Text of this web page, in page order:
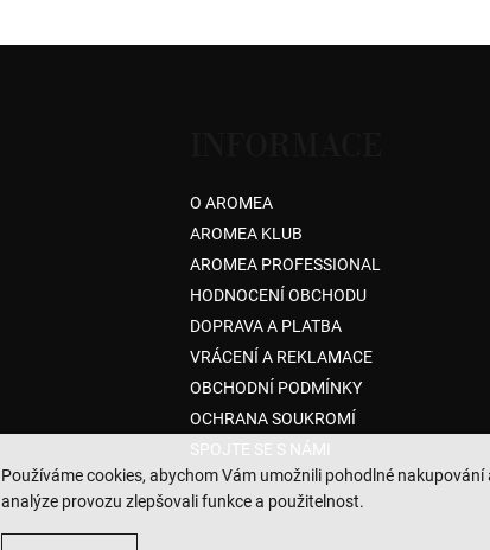
Používáme cookies, abychom Vám umožnili pohodlné nakupování
analýze provozu zlepšovali funkce a použitelnost.
O AROMEA
AROMEA KLUB
AROMEA PROFESSIONAL
HODNOCENÍ OBCHODU
DOPRAVA A PLATBA
VRÁCENÍ A REKLAMACE
OBCHODNÍ PODMÍNKY
OCHRANA SOUKROMÍ
SPOJTE SE S NÁMI